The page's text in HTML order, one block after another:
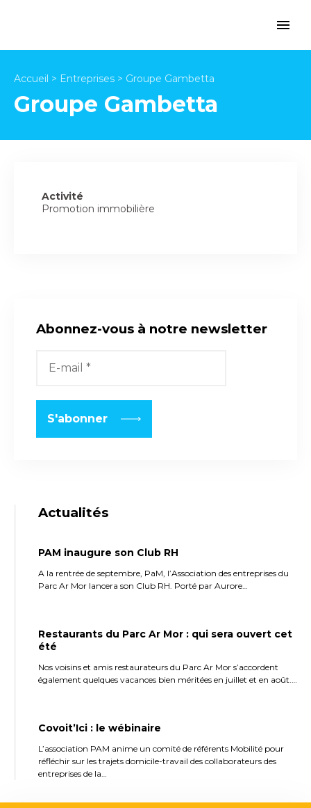
Accueil > Entreprises > Groupe Gambetta
Groupe Gambetta
Activité
Promotion immobilière
Abonnez-vous à notre newsletter
Actualités
PAM inaugure son Club RH
A la rentrée de septembre, PaM, l’Association des entreprises du
Parc Ar Mor lancera son Club RH. Porté par Aurore…
Restaurants du Parc Ar Mor : qui sera ouvert cet
été
Nos voisins et amis restaurateurs du Parc Ar Mor s’accordent
également quelques vacances bien méritées en juillet et en août.…
Covoit’Ici : le wébinaire
L’association PAM anime un comité de référents Mobilité pour
réfléchir sur les trajets domicile-travail des collaborateurs des
entreprises de la…